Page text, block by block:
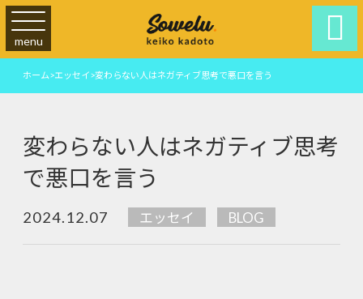
menu 
ホーム>エッセイ>変わらない人はネガティブ思考で悪口を言う
変わらない人はネガティブ思考
で悪口を言う
2024.12.07 エッセイ BLOG